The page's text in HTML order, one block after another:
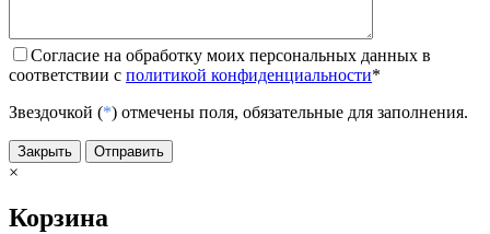
Согласие на обработку моих персональных данных в
соответствии с политикой конфиденциальности*
Звездочкой (*) отмечены поля, обязательные для заполнения.
Закрыть Отправить
×
Корзина